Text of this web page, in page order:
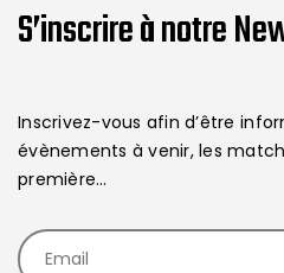
S’inscrire à notre
Inscrivez-vous afin d’être
évènements à venir, les
première…